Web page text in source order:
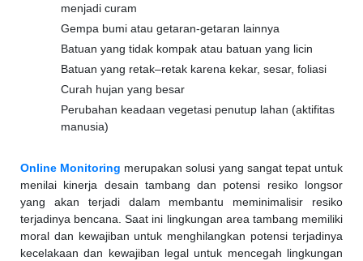
menjadi curam
Gempa bumi atau getaran-getaran lainnya
Batuan yang tidak kompak atau batuan yang licin
Batuan yang retak–retak karena kekar, sesar, foliasi
Curah hujan yang besar
Perubahan keadaan vegetasi penutup lahan (aktifitas
manusia)
Online Monitoring merupakan solusi yang sangat tepat untuk
menilai kinerja desain tambang dan potensi resiko longsor
yang akan terjadi dalam membantu meminimalisir resiko
terjadinya bencana. Saat ini lingkungan area tambang memiliki
moral dan kewajiban untuk menghilangkan potensi terjadinya
kecelakaan dan kewajiban legal untuk mencegah lingkungan